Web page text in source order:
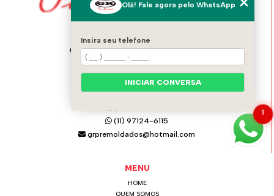
ENDEREÇO
Av. Italo Adami, 1556 - Vila Zeferina
Itaquaquecetuba - SP - 08574-020
GR PRÉ MOLDADOS
(11) 97124-6115
grpremoldados@hotmail.com
MENU
HOME
QUEM SOMOS
1
Olá! Fale agora pelo WhatsApp
Insira seu telefone
INICIAR CONVERSA